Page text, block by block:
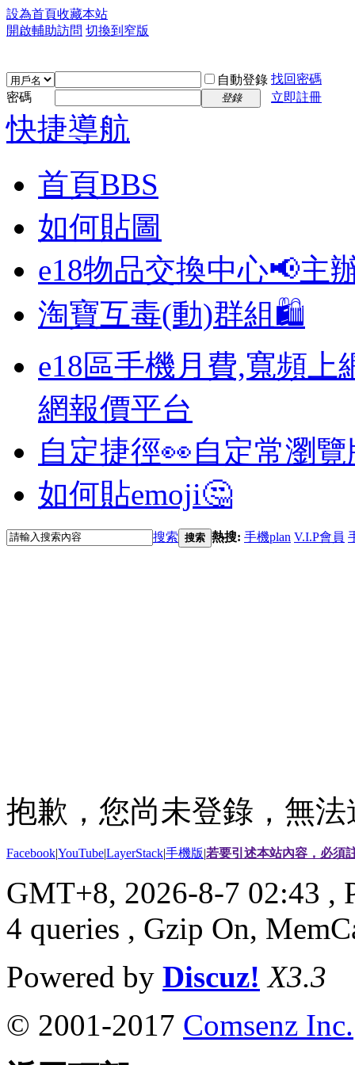
設為首頁收藏本站
開啟輔助訪問 切換到窄版
自動登錄 找回密碼
密碼
登錄 立即註冊
快捷導航
首頁BBS
如何貼圖
e18物品交換中心📢主
淘寶互毒(動)群組🛍️
e18區手機月費,寬頻上
網報價平台
自定捷徑👀自定常瀏
如何貼emoji🤔
搜索 搜索 熱搜: 手機plan V.I.P會員
抱歉，您尚未登錄，無
Facebook|YouTube|LayerStack|手機版|若要引述本站內容，必須
GMT+8, 2026-8-7 02:43 ,
4 queries , Gzip On,
Powered by Discuz! X3.3
© 2001-2017 Comsenz Inc.